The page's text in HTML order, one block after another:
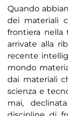
Quando
dei materiali
frontiera nella
arrivate alla
recente
mondo
dai materiali
scienza e
mai,